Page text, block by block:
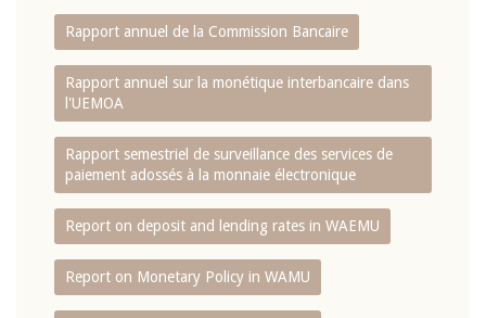
Rapport annuel de la Commission Bancaire
Rapport annuel sur la monétique interbancaire dans
l'UEMOA
Rapport semestriel de surveillance des services de
paiement adossés à la monnaie électronique
Report on deposit and lending rates in WAEMU
Report on Monetary Policy in WAMU